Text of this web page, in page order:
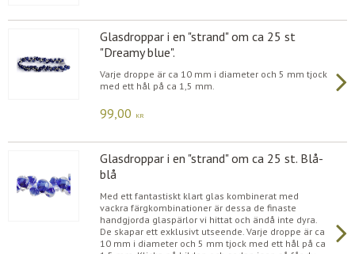
Glasdroppar i en "strand" om ca 25 st
"Dreamy blue".
Varje droppe är ca 10 mm i diameter och 5 mm tjock
med ett hål på ca 1,5 mm.
99,00 KR
Glasdroppar i en "strand" om ca 25 st. Blå-
blå
Med ett fantastiskt klart glas kombinerat med
vackra färgkombinationer är dessa de finaste
handgjorda glaspärlor vi hittat och ändå inte dyra.
De skapar ett exklusivt utseende. Varje droppe är ca
10 mm i diameter och 5 mm tjock med ett hål på ca